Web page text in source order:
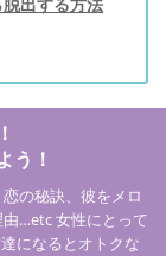
う！
の秘訣、彼をメロ
…etc 女性にとって
になるとオトクな